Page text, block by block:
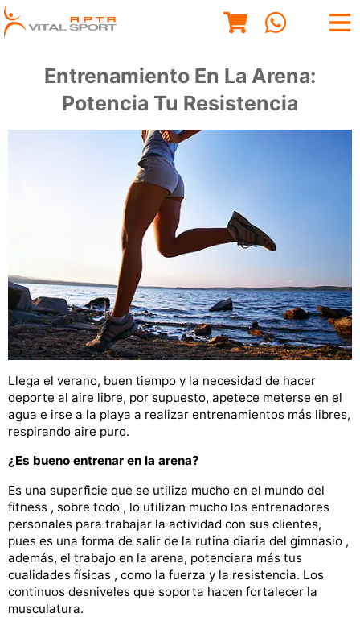
Entrenamiento En La Arena:
Potencia Tu Resistencia
Llega el verano, buen tiempo y la necesidad de hacer
deporte al aire libre, por supuesto, apetece meterse en el
agua e irse a la playa a realizar entrenamientos más libres,
respirando aire puro.
¿Es bueno entrenar en la arena?
Es una superficie que se utiliza mucho en el mundo del
fitness , sobre todo , lo utilizan mucho los entrenadores
personales para trabajar la actividad con sus clientes,
pues es una forma de salir de la rutina diaria del gimnasio ,
además, el trabajo en la arena, potenciara más tus
cualidades físicas , como la fuerza y la resistencia. Los
continuos desniveles que soporta hacen fortalecer la
musculatura.